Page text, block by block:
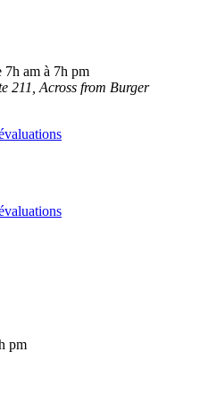
am à 7h pm
211, Across from Burger
pm